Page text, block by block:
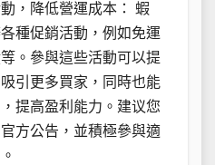
，降低營運成本： 蝦
種促銷活動，例如免運
。參與這些活動可以提
引更多買家，同時也能
提高盈利能力。建议您
方公告，並積極參與適